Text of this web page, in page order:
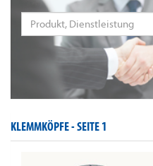
KLEMMKÖPFE -SEITE 1